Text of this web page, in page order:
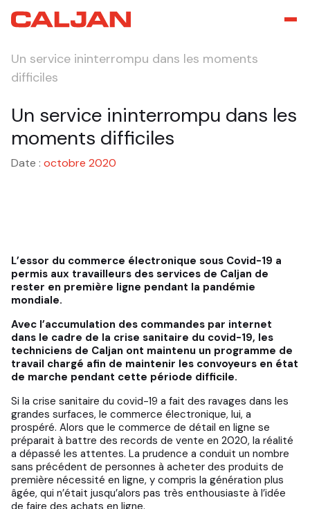
Un service ininterrompu dans les moments
difficiles
Un service ininterrompu dans les
moments difficiles
Date : octobre 2020
L’essor du commerce électronique sous Covid-19 a
permis aux travailleurs des services de Caljan de
rester en première ligne pendant la pandémie
mondiale.
Avec l’accumulation des commandes par internet
dans le cadre de la crise sanitaire du covid-19, les
techniciens de Caljan ont maintenu un programme de
travail chargé afin de maintenir les convoyeurs en état
de marche pendant cette période difficile.
Si la crise sanitaire du covid-19 a fait des ravages dans les
grandes surfaces, le commerce électronique, lui, a
prospéré. Alors que le commerce de détail en ligne se
préparait à battre des records de vente en 2020, la réalité
a dépassé les attentes. La prudence a conduit un nombre
sans précédent de personnes à acheter des produits de
première nécessité en ligne, y compris la génération plus
âgée, qui n’était jusqu’alors pas très enthousiaste à l’idée
de faire des achats en ligne.